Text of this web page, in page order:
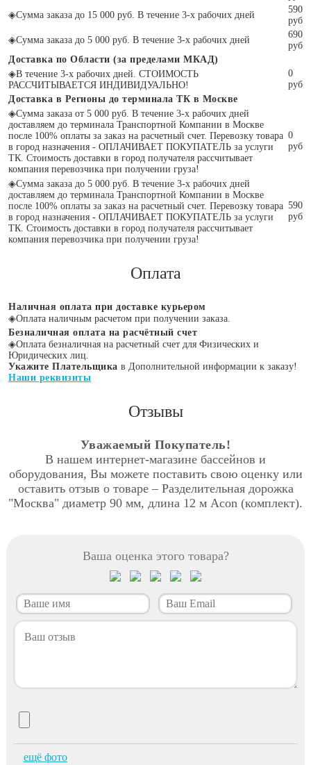
◈Сумма заказа до 15 000 руб. В течение 3-х рабочих дней
590
руб
◈Сумма заказа до 5 000 руб. В течение 3-х рабочих дней
690
руб
Доставка по Области (за пределами МКАД)
◈В течение 3-х рабочих дней. СТОИМОСТЬ
РАССЧИТЫВАЕТСЯ ИНДИВИДУАЛЬНО!
0
руб
Доставка в Регионы до терминала ТК в Москве
◈Сумма заказа от 5 000 руб. В течение 3-х рабочих дней
доставляем до терминала Транспортной Компании в Москве
после 100% оплаты за заказ на расчетный счет. Перевозку товара
в город назначения - ОПЛАЧИВАЕТ ПОКУПАТЕЛЬ за услуги
ТК. Стоимость доставки в город получателя рассчитывает
компания перевозчика при получении груза!
0
руб
◈Сумма заказа до 5 000 руб. В течение 3-х рабочих дней
доставляем до терминала Транспортной Компании в Москве
после 100% оплаты за заказ на расчетный счет. Перевозку товара
в город назначения - ОПЛАЧИВАЕТ ПОКУПАТЕЛЬ за услуги
ТК. Стоимость доставки в город получателя рассчитывает
компания перевозчика при получении груза!
590
руб
Оплата
Наличная оплата при доставке курьером
◈Оплата наличным расчетом при получении заказа.
Безналичная оплата на расчётный счет
◈Оплата безналичная на расчетный счет для Физических и
Юридических лиц.
Укажите Плательщика в Дополнительной информации к заказу!
Наши реквизиты
Отзывы
Уважаемый Покупатель!
В нашем интернет-магазине бассейнов и
оборудования, Вы можете поставить свою оценку или
оставить отзыв о товаре – Разделительная дорожка
"Москва" диаметр 90 мм, длина 12 м Acon (комплект).
Ваша оценка этого товара?
ещё фото